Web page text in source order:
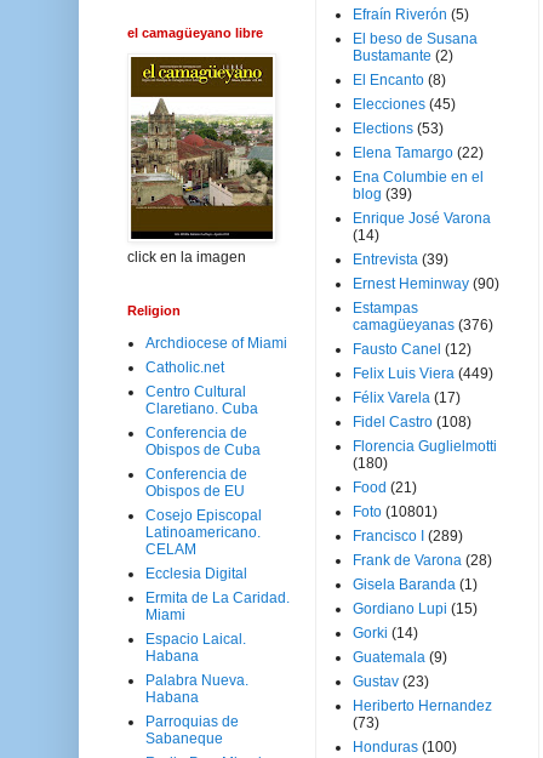
el camagüeyano libre
click en la imagen
Religion
Archdiocese of Miami
Catholic.net
Centro Cultural
Claretiano. Cuba
Conferencia de
Obispos de Cuba
Conferencia de
Obispos de EU
Cosejo Episcopal
Latinoamericano.
CELAM
Ecclesia Digital
Ermita de La Caridad.
Miami
Espacio Laical.
Habana
Palabra Nueva.
Habana
Parroquias de
Sabaneque
Efraín Riverón (5)
El beso de Susana
Bustamante (2)
El Encanto (8)
Elecciones (45)
Elections (53)
Elena Tamargo (22)
Ena Columbie en el
blog (39)
Enrique José Varona
(14)
Entrevista (39)
Ernest Heminway (90)
Estampas
camagüeyanas (376)
Fausto Canel (12)
Felix Luis Viera (449)
Félix Varela (17)
Fidel Castro (108)
Florencia Guglielmotti
(180)
Food (21)
Foto (10801)
Francisco I
(289)
Frank de Varona (28)
Gisela Baranda (1)
Gordiano Lupi (15)
Gorki (14)
Guatemala (9)
Gustav (23)
Heriberto Hernandez
(73)
Honduras (100)